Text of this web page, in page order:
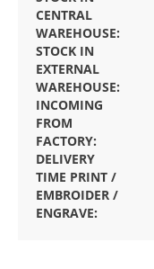
CENTRAL
WAREHOUSE:
STOCK IN
EXTERNAL
WAREHOUSE:
INCOMING
FROM
FACTORY:
DELIVERY
TIME PRINT /
EMBROIDER /
ENGRAVE: